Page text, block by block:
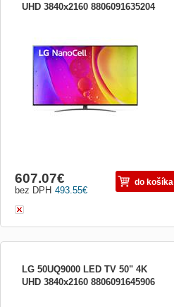
UHD 3840x2160 8806091635204
IPS displej, Active HDR, Edge LED, Lokální
stmívání, Nano Color, AI 4K Upscaling,
ThinQ AI, DVB-T2/S2/C, H.265/HEVC, 4x
HDMI 2.0, 2x USB, CI+, optický vstup,
LAN, WiFi, Bluetooth, Hbb
493.55€
bez DPH
607.07€ do košíka
LG 50UQ9000 LED TV 50" 4K
UHD 3840x2160 8806091645906